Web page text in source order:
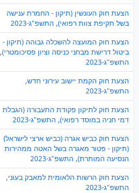
הצעת חוק העונשין (תיקון - החמרת ענישה
בשל תקיפת צוות רפואי), התשפ"ג-2023
הצעת חוק המועצה להשכלה גבוהה (תיקון -
ביטול דרישת מבחני כניסה וציון פסיכומטרי),
התשפ"ג-2023
הצעת חוק הקמת יישוב עירוני חדש,
התשפ"ג-2023
הצעת חוק לתיקון פקודת התעבורה (הגבלת
דמי חניה במוסד רפואי), התשפ"ג-2023
הצעת חוק כביש אגרה (כביש ארצי לישראל)
(תיקון - פטור מאגרה בשל האטה ממהירות
הנסיעה המותרת), התשפ"ג-2023
הצעת חוק הרשות הלאומית למאבק בעוני,
התשפ"ג-2023